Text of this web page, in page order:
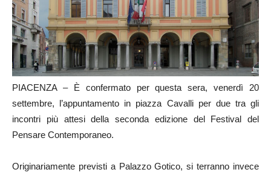
PIACENZA – È confermato per questa sera, venerdì 20
settembre, l’appuntamento in piazza Cavalli per due tra gli
incontri più attesi della seconda edizione del Festival del
Pensare Contemporaneo.
Originariamente previsti a Palazzo Gotico, si terranno invece